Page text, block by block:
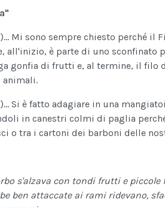
Mi sono sempre chiesto perché il
all'inizio, è parte di uno sconfinato
gonfia di frutti e, al termine, il filo
animali.
Si è fatto adagiare in una
in canestri colmi di paglia
o tra i cartoni dei barboni delle
s'alzava con tondi frutti e piccole
ben attaccate ai rami ridevano,